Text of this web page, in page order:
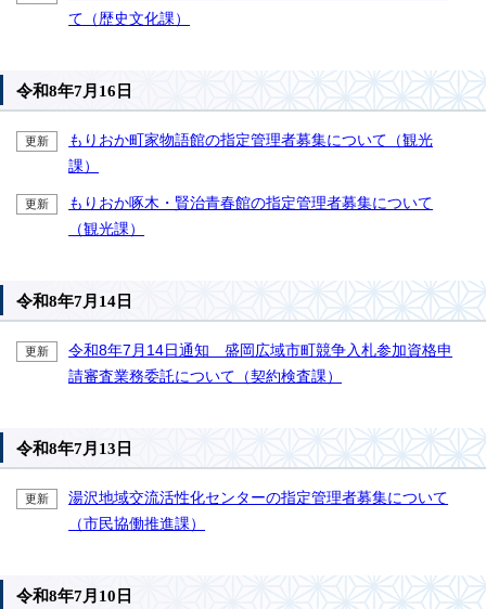
て（歴史文化課）
令和8年7月16日
更新
もりおか町家物語館の指定管理者募集について（観光
課）
更新
もりおか啄木・賢治青春館の指定管理者募集について
（観光課）
令和8年7月14日
更新
令和8年7月14日通知 盛岡広域市町競争入札参加資格申
請審査業務委託について（契約検査課）
令和8年7月13日
更新
湯沢地域交流活性化センターの指定管理者募集について
（市民協働推進課）
令和8年7月10日